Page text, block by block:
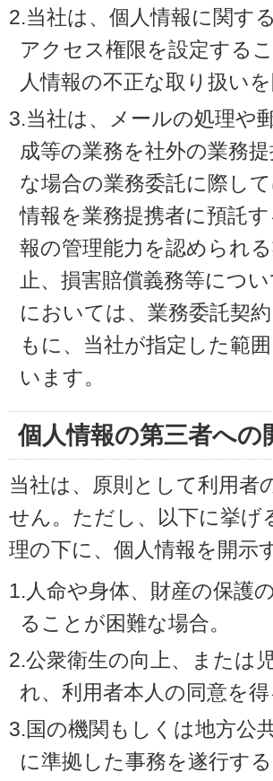
2.当社は、個人情報に関す
アクセス権限を設定する
人情報の不正な取り扱い
3.当社は、メールの処理や
成等の業務を社外の業務
な場合の業務委託に際し
情報を業務提携者に預託
報の管理能力を認められ
止、損害賠償義務等につ
においては、業務委託契
もに、当社が指定した範
います。
個人情報の第三者への
当社は、原則として利用者
せん。ただし、以下に挙げ
理の下に、個人情報を開示
1.人命や身体、財産の保護
ることが困難な場合。
2.公衆衛生の向上、または
れ、利用者本人の同意を
3.国の機関もしくは地方公
に準拠した事務を遂行す